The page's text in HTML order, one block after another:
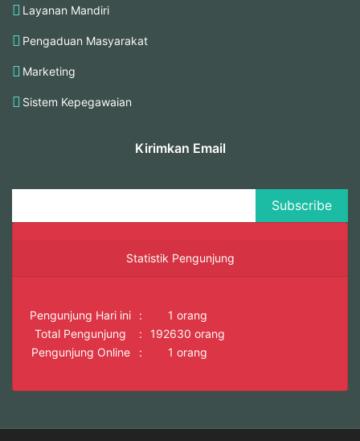
Layanan Mandiri
Pengaduan Masyarakat
Marketing
Sistem Kepegawaian
Kirimkan Email
Statistik Pengunjung
Pengunjung Hari ini :
1 orang
Total Pengunjung
:
192630 orang
Pengunjung Online
: 1 orang